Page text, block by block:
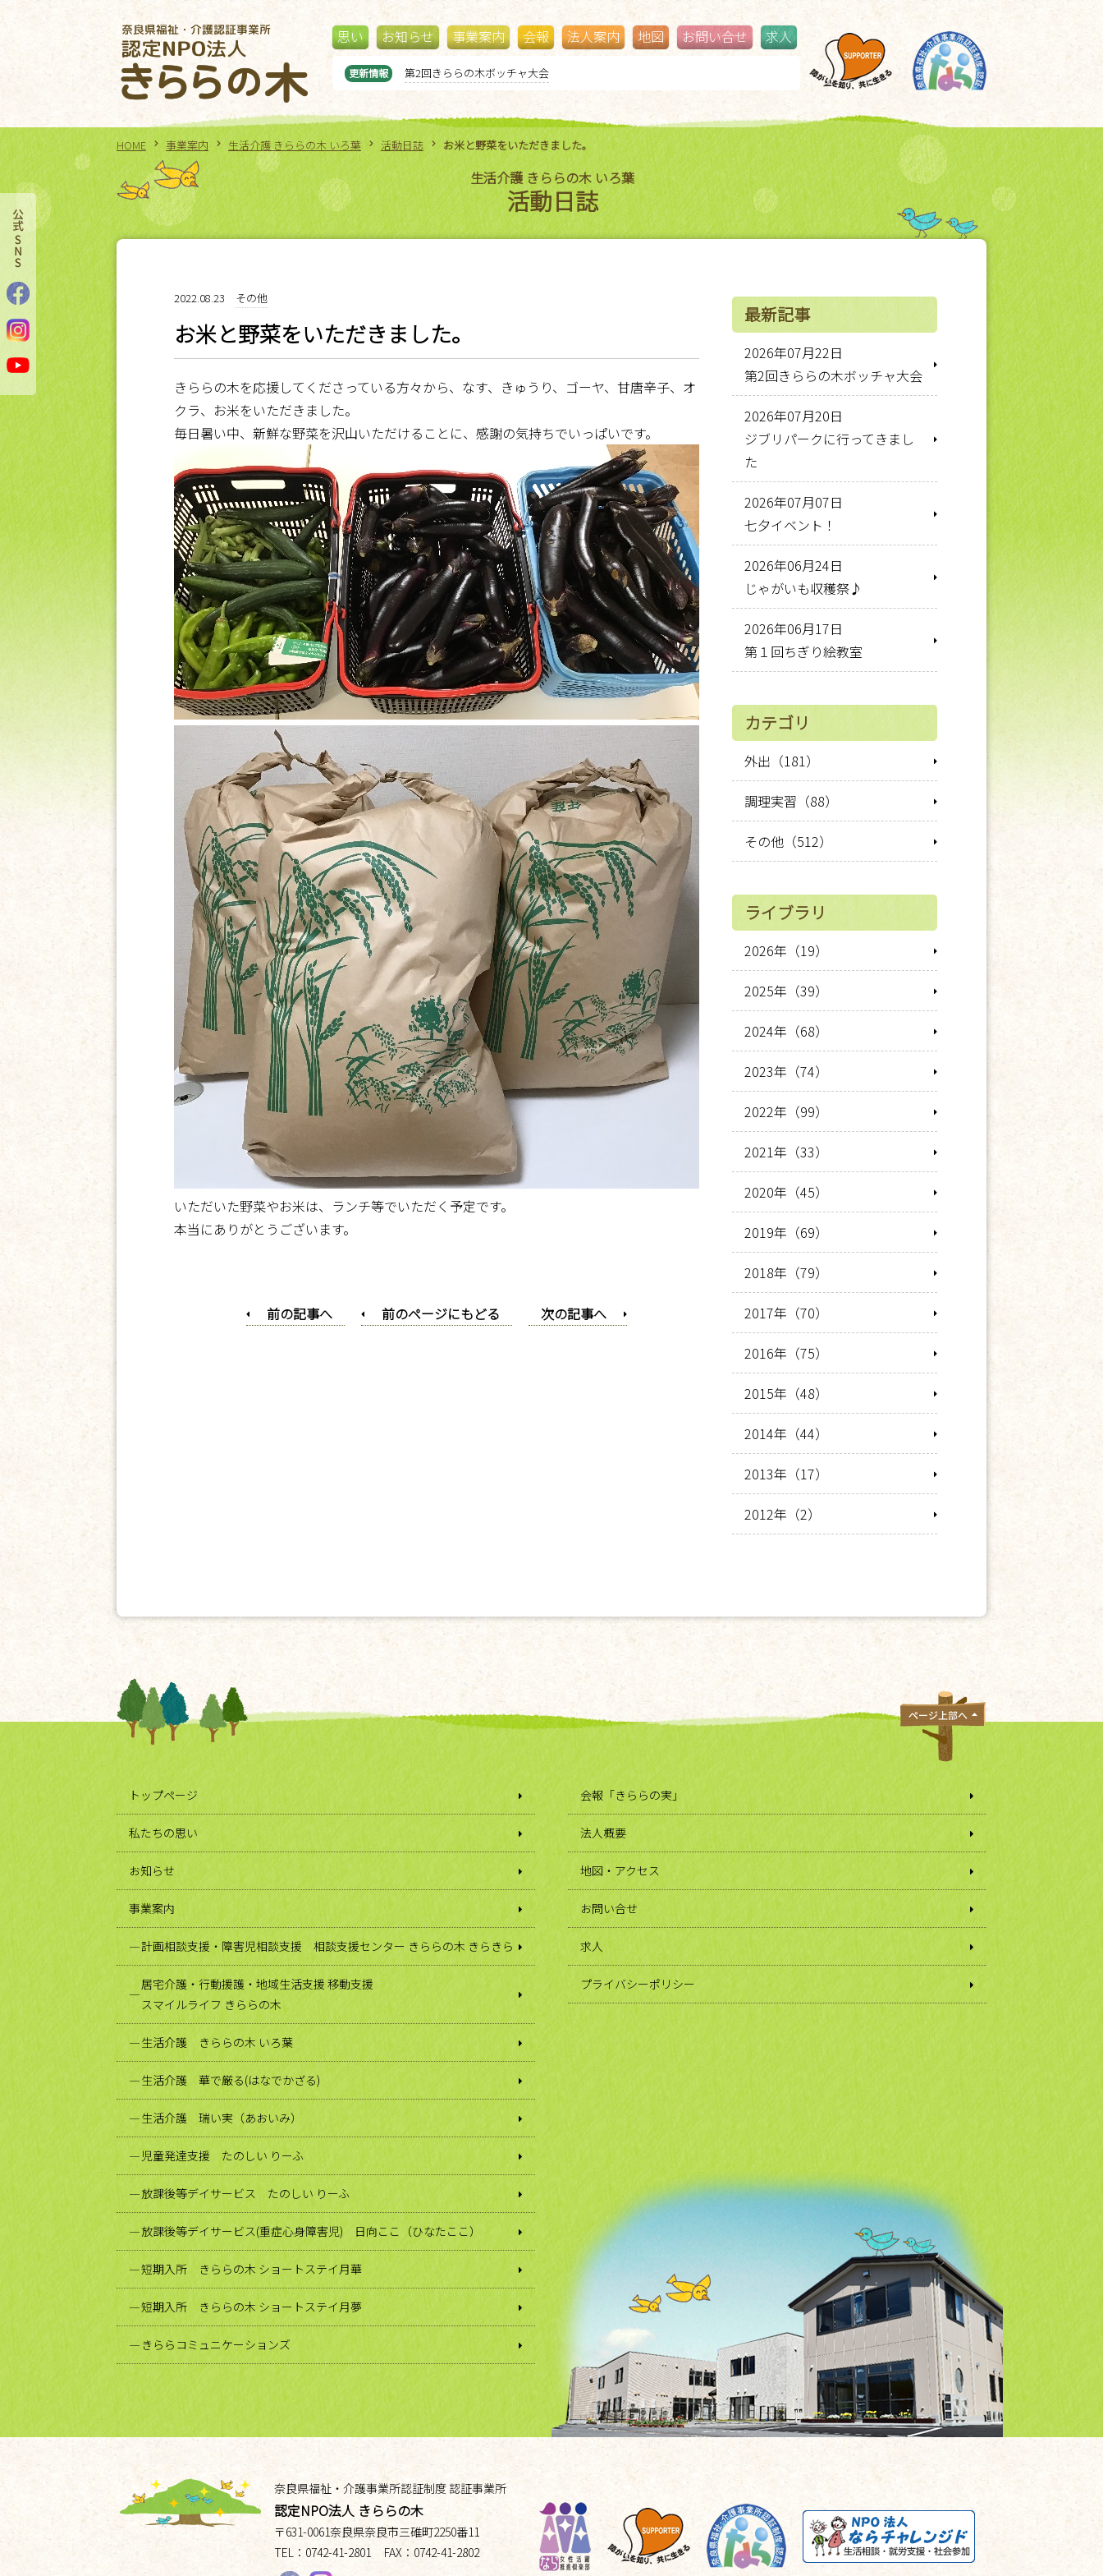
思い お知らせ 事業案内 会報 法人案内 地図 お問い合せ 求人
更新情報 第2回きららの木ボッチャ大会 更新情報 ジブリパークに行ってきました！
HOME 事業案内 生活介護 きららの木 いろ葉 活動日誌 お米と野菜をいただきました。
生活介護 きららの木 いろ葉
活動日誌
2022.08.23 その他
お米と野菜をいただきました。
きららの木を応援してくださっている方々から、なす、きゅうり、ゴーヤ、甘唐辛子、オ
クラ、お米をいただきました。
毎日暑い中、新鮮な野菜を沢山いただけることに、感謝の気持ちでいっぱいです。
いただいた野菜やお米は、ランチ等でいただく予定です。
本当にありがとうございます。
前の記事へ 前のページにもどる 次の記事へ
最新記事
2026年07月22日
第2回きららの木ボッチャ大会
2026年07月20日
ジブリパークに行ってきまし
た
2026年07月07日
七夕イベント！
2026年06月24日
じゃがいも収穫祭♪
2026年06月17日
第１回ちぎり絵教室
カテゴリ
外出（181）
調理実習（88）
その他（512）
ライブラリ
2026年（19）
2025年（39）
2024年（68）
2023年（74）
2022年（99）
2021年（33）
2020年（45）
2019年（69）
2018年（79）
2017年（70）
2016年（75）
2015年（48）
2014年（44）
2013年（17）
2012年（2）
トップページ
私たちの思い
お知らせ
事業案内
計画相談支援・障害児相談支援 相談支援センター きららの木 きらきら
居宅介護・行動援護・地域生活支援 移動支援
スマイルライフ きららの木
生活介護 きららの木 いろ葉
生活介護 華で厳る(はなでかざる)
生活介護 瑞い実（あおいみ）
児童発達支援 たのしい りーふ
放課後等デイサービス たのしい りーふ
放課後等デイサービス(重症心身障害児) 日向ここ（ひなたここ）
短期入所 きららの木 ショートステイ月華
短期入所 きららの木 ショートステイ月夢
きららコミュニケーションズ
会報「きららの実」
法人概要
地図・アクセス
お問い合せ
求人
プライバシーポリシー
奈良県福祉・介護事業所認証制度 認証事業所
認定NPO法人 きららの木
〒631-0061奈良県奈良市三碓町2250番11
TEL： 0742-41-2801 FAX： 0742-41-2802